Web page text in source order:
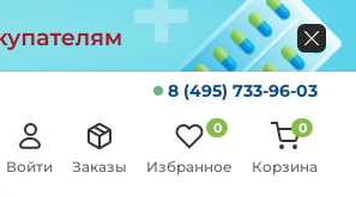
8 (495) 733-96-03
Войти Заказы Избранное
0
Корзина
0